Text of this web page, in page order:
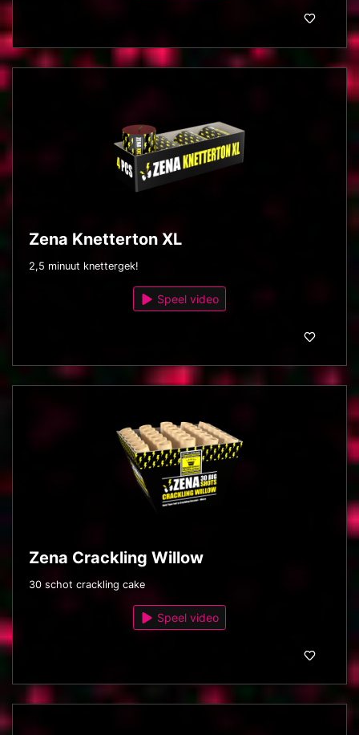
Zena Knetterton XL
2,5 minuut knettergek!
Speel video
Zena Crackling Willow
30 schot crackling cake
Speel video